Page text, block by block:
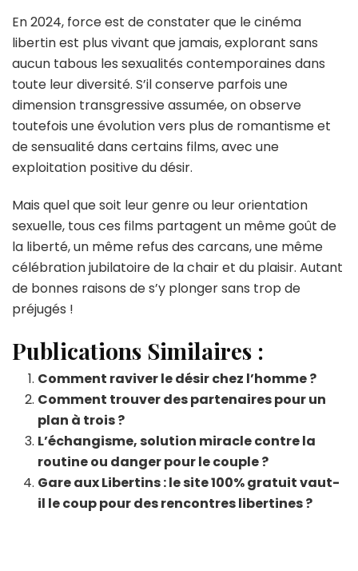
En 2024, force est de constater que le cinéma
libertin est plus vivant que jamais, explorant sans
aucun tabous les sexualités contemporaines dans
toute leur diversité. S’il conserve parfois une
dimension transgressive assumée, on observe
toutefois une évolution vers plus de romantisme et
de sensualité dans certains films, avec une
exploitation positive du désir.
Mais quel que soit leur genre ou leur orientation
sexuelle, tous ces films partagent un même goût de
la liberté, un même refus des carcans, une même
célébration jubilatoire de la chair et du plaisir. Autant
de bonnes raisons de s’y plonger sans trop de
préjugés !
Publications Similaires :
Comment raviver le désir chez l’homme ?
Comment trouver des partenaires pour un
plan à trois ?
L’échangisme, solution miracle contre la
routine ou danger pour le couple ?
Gare aux Libertins : le site 100% gratuit vaut-
il le coup pour des rencontres libertines ?